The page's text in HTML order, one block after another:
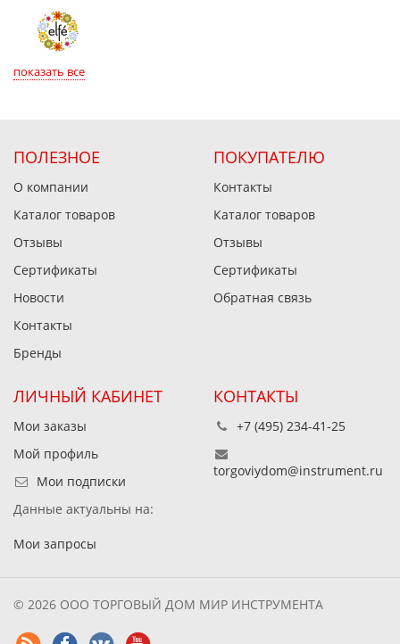
показать все
ПОЛЕЗНОЕ
О компании
Каталог товаров
Отзывы
Сертификаты
Новости
Контакты
Бренды
ПОКУПАТЕЛЮ
Контакты
Каталог товаров
Отзывы
Сертификаты
Обратная связь
ЛИЧНЫЙ КАБИНЕТ
Мои заказы
Мой профиль
Мои подписки
Данные актуальны на:
Мои запросы
КОНТАКТЫ
+7 (495) 234-41-25
torgoviydom@instrument.ru
© 2026 ООО ТОРГОВЫЙ ДОМ МИР ИНСТРУМЕНТА